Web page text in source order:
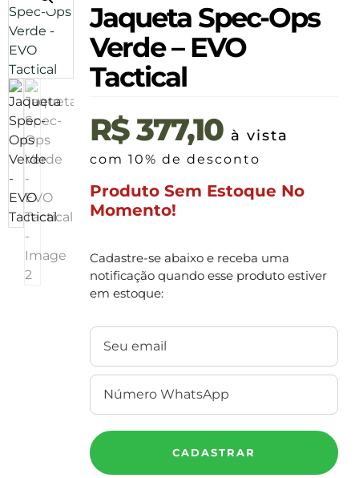
Jaqueta Spec-Ops
Verde – EVO
Tactical
R$377,10 à vista
com 10% de desconto
Produto Sem Estoque No
Momento!
Cadastre-se abaixo e receba uma
notificação quando esse produto estiver
em estoque:
CADASTRAR